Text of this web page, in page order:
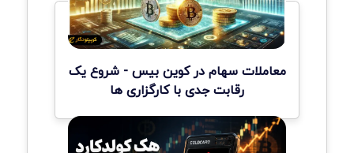
معاملات سهام در کوین بیس - شروع یک
رقابت جدی با کارگزاری ها